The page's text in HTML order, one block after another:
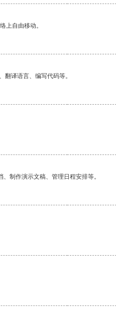
上自由移动。
译语言、编写代码等。
制作演示文稿、管理日程安排等。